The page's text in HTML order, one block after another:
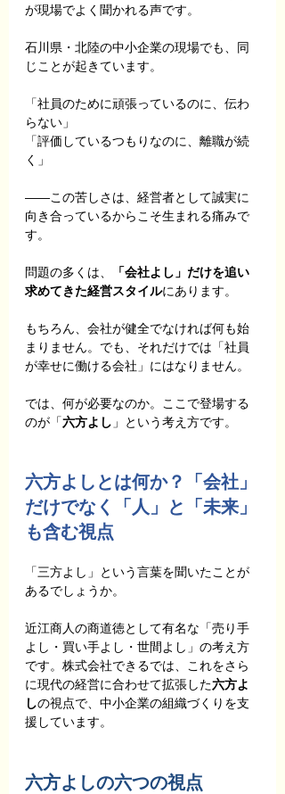
が現場でよく聞かれる声です。
石川県・北陸の中小企業の現場でも、同
じことが起きています。
「社員のために頑張っているのに、伝わ
らない」
「評価しているつもりなのに、離職が続
く」
――この苦しさは、経営者として誠実に
向き合っているからこそ生まれる痛みで
す。
問題の多くは、
「会社よし」だけを追い
求めてきた経営スタイルにあります。
もちろん、会社が健全でなければ何も始
まりません。でも、それだけでは「社員
が幸せに働ける会社」にはなりません。
では、何が必要なのか。ここで登場する
のが「六方よし 」という考え方です。
六方よしとは何か？「会社」
だけでなく「人」と「未来」
も含む視点
「三方よし」という言葉を聞いたことが
あるでしょうか。
近江商人の商道徳として有名な「売り手
よし・買い手よし・世間よし」の考え方
です。株式会社できるでは、これをさら
に現代の経営に合わせて拡張した六方よ
しの視点で、中小企業の組織づくりを支
援しています。
六方よしの六つの視点